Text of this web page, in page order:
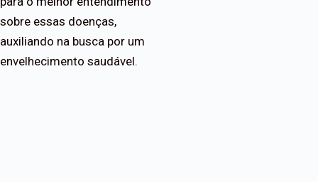
sobre essas doenças,
auxiliando na busca por um
envelhecimento saudável.